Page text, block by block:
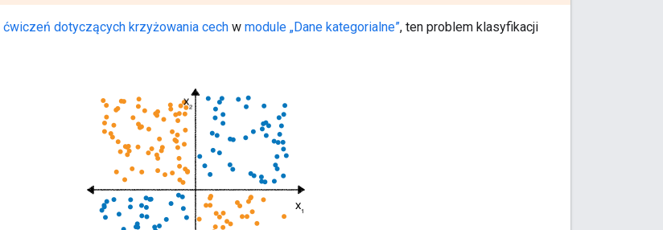
ćwiczeń dotyczących krzyżowania cech w module „Dane kategorialne”, ten problem klasyfikacji